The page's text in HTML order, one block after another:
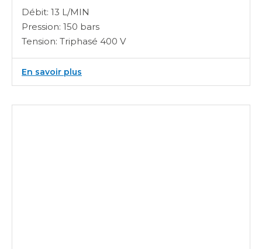
Débit: 13 L/MIN
Pression: 150 bars
Tension: Triphasé 400 V
En savoir plus
E-
Therm
M48